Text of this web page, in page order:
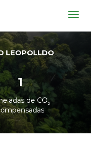
LEOPOLLDO
1
de CO²